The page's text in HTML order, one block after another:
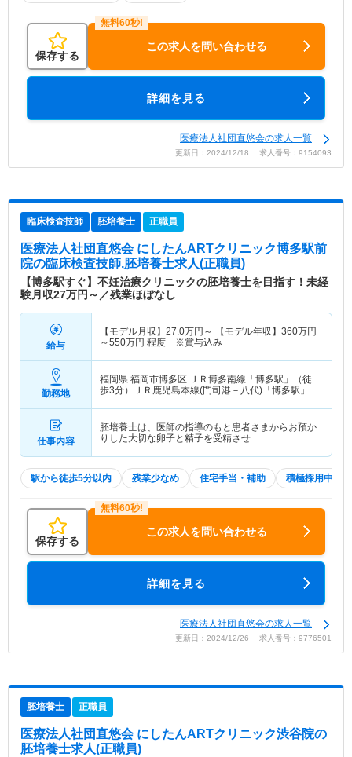
保存する
この求人を問い合わせる
詳細を見る
医療法人社団直悠会の求人一覧
更新日：2024/12/18 求人番号：9154093
臨床検査技師 胚培養士 正職員
医療法人社団直悠会 にしたんARTクリニック博多駅前
院の臨床検査技師,胚培養士求人(正職員)
【博多駅すぐ】不妊治療クリニックの胚培養士を目指す！未経
験月収27万円～／残業ほぼなし
給与
【モデル月収】 27.0万円～ 【モデル年収】 360万円
～550万円 程度 ※賞与込み
勤務地
福岡県 福岡市博多区 ＪＲ博多南線「博多駅」（徒
歩3分）ＪＲ鹿児島本線(門司港－八代)「博多駅」
仕事内容
胚培養士は、医師の指導のもと患者さまからお預か
りした大切な卵子と精子を受精させ…
駅から徒歩5分以内 残業少なめ 住宅手当・補助 積極採用中
保存する
この求人を問い合わせる
詳細を見る
医療法人社団直悠会の求人一覧
更新日：2024/12/26 求人番号：9776501
胚培養士 正職員
医療法人社団直悠会 にしたんARTクリニック渋谷院の
胚培養士求人(正職員)